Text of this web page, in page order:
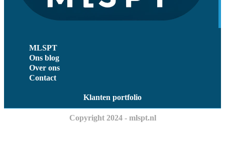
MLSPT
Ons blog
Over ons
Contact
Klanten portfolio
Copyright 2024 - mlspt.nl